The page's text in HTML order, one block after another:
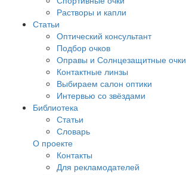
Растворы и капли
Статьи
Оптический консультант
Подбор очков
Оправы и Солнцезащитные очки
Контактные линзы
Выбираем салон оптики
Интервью со звёздами
Библиотека
Статьи
Словарь
О проекте
Контакты
Для рекламодателей